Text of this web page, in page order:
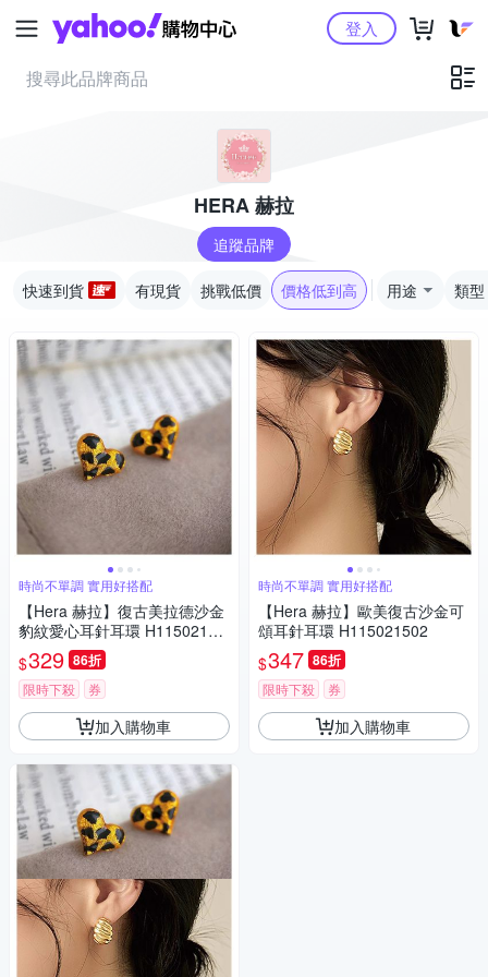
Yahoo購物中心登入
HERA 赫拉
追蹤品牌
快速到貨 有現貨 挑戰低價 價格低到高 用途 類型
時尚不單調 實用好搭配
【Hera 赫拉】復古美拉德沙金
豹紋愛心耳針耳環 H11502150
$329 86折
限時下殺 券
加入購物車
時尚不單調 實用好搭配
【Hera 赫拉】歐美復古沙金可
頌耳針耳環 H115021502
$347 86折
限時下殺 券
加入購物車